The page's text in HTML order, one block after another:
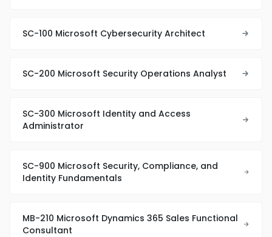
SC-100 Microsoft Cybersecurity Architect
SC-200 Microsoft Security Operations Analyst
SC-300 Microsoft Identity and Access
Administrator
SC-900 Microsoft Security, Compliance, and
Identity Fundamentals
MB-210 Microsoft Dynamics 365 Sales Functional
Consultant